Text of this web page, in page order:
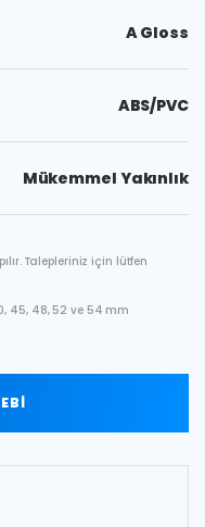
A Gloss
ABS/PVC
Mükemmel Yakınlık
Talepleriniz için lütfen
45, 48, 52 ve 54 mm